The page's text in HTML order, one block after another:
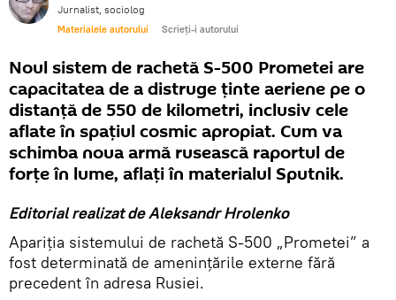
Jurnalist, sociolog
Materialele autorului Scrieți-i autorului
Noul sistem de rachetă S-500 Prometei are
capacitatea de a distruge ținte aeriene pe o
distanță de 550 de kilometri, inclusiv cele
aflate în spațiul cosmic apropiat. Cum va
schimba noua armă rusească raportul de
forțe în lume, aflați în materialul Sputnik.
Editorial realizat de Aleksandr Hrolenko
Apariția sistemului de rachetă S-500 „Prometei” a
fost determinată de amenințările externe fără
precedent în adresa Rusiei.